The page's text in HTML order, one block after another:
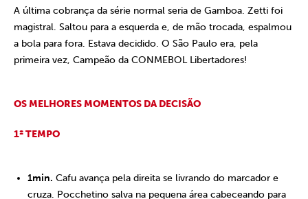
A última cobrança da série normal seria de Gamboa. Zetti foi
magistral. Saltou para a esquerda e, de mão trocada, espalmou
a bola para fora. Estava decidido. O São Paulo era, pela
primeira vez, Campeão da CONMEBOL Libertadores!
OS MELHORES MOMENTOS DA DECISÃO
1º TEMPO
1min. Cafu avança pela direita se livrando do marcador e
cruza. Pocchetino salva na pequena área cabeceando para